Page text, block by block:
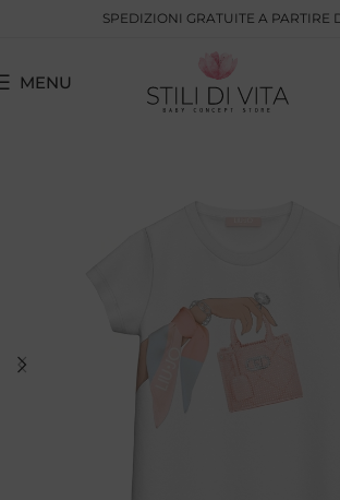
SPEDIZIONI GRATUITE A PARTIRE
MENU